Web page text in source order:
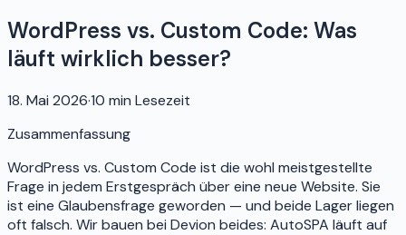
WordPress vs. Custom Code: Was
läuft wirklich besser?
18. Mai 2026·10 min Lesezeit
Zusammenfassung
WordPress vs. Custom Code ist die wohl meistgestellte
Frage in jedem Erstgespräch über eine neue Website. Sie
ist eine Glaubensfrage geworden — und beide Lager liegen
oft falsch. Wir bauen bei Devion beides: AutoSPA läuft auf